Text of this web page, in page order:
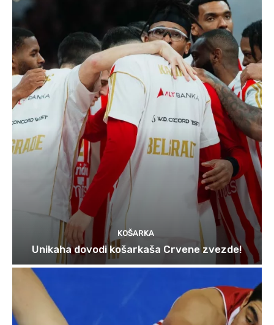
KOŠARKA
Unikaha dovodi košarkaša Crvene zvezde!